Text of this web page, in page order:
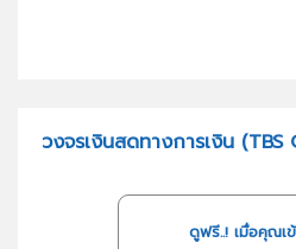
วงจรเงินสดทางการเงิน
ดูฟรี..! เมื่อคุณเ